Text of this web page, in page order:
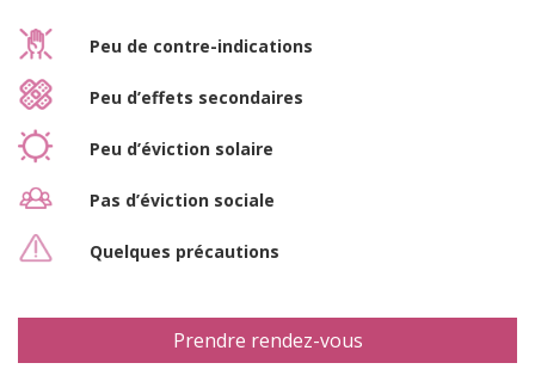
Peu de contre-indications
Peu d’effets secondaires
Peu d’éviction solaire
Pas d’éviction sociale
Quelques précautions
Prendre rendez-vous